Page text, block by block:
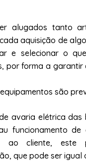
alugados tanto
aquisição de
e selecionar o
por forma a
são
avaria elétrica
funcionamento de
ao cliente, este
que pode ser igual